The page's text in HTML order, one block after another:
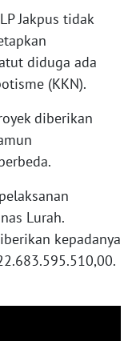
Jakpus tidak
diduga ada
(KKN).
diberikan
Lurah.
kepadanya